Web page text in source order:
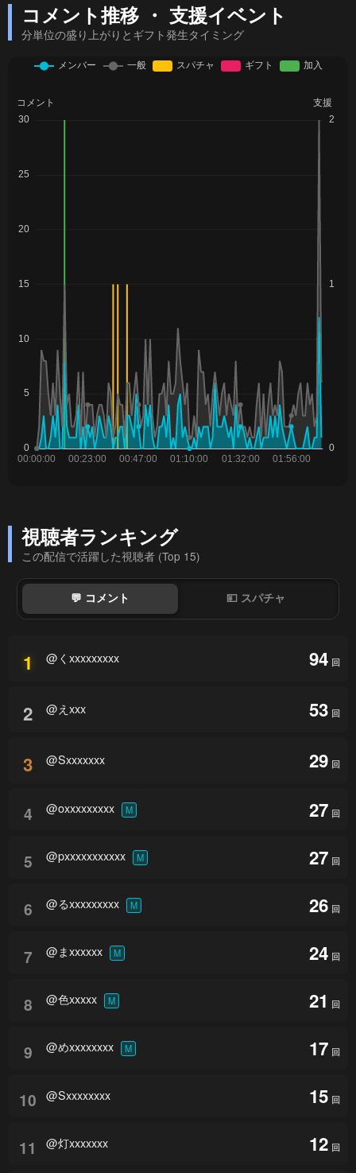
コメント推移 ・ 支援イベント
分単位の盛り上がりとギフト発生タイミング
視聴者ランキング
この配信で活躍した視聴者 (Top 15)
💬 コメント 💴 スパチャ
1 @くxxxxxxxxx 94 回
2 @えxxx 53 回
3 @Sxxxxxxx 29 回
4 @oxxxxxxxxx M 27 回
5 @pxxxxxxxxxxx M 27 回
6 @るxxxxxxxxx M 26 回
7 @まxxxxxx M 24 回
8 @色xxxxx M 21 回
9 @めxxxxxxxx M 17 回
10 @Sxxxxxxxx 15 回
11 @灯xxxxxxx 12 回